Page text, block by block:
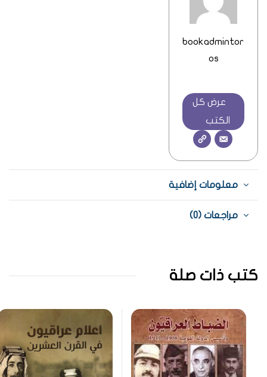
bookadmintor
os
عرض كل
الكتب
معلومات إضافية
مراجعات (0)
كتب ذات صلة